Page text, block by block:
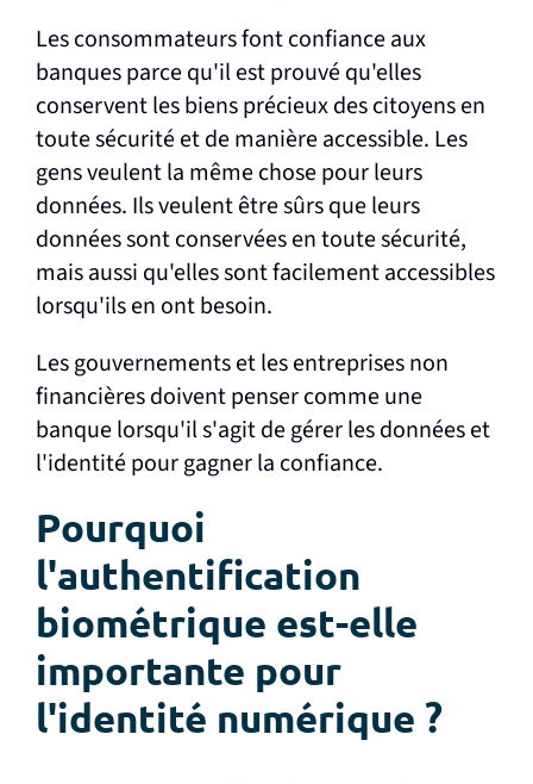
Les consommateurs font confiance aux
banques parce qu'il est prouvé qu'elles
conservent les biens précieux des citoyens en
toute sécurité et de manière accessible. Les
gens veulent la même chose pour leurs
données. Ils veulent être sûrs que leurs
données sont conservées en toute sécurité,
mais aussi qu'elles sont facilement accessibles
lorsqu'ils en ont besoin.
Les gouvernements et les entreprises non
financières doivent penser comme une
banque lorsqu'il s'agit de gérer les données et
l'identité pour gagner la confiance.
Pourquoi
l'authentification
biométrique est-elle
importante pour
l'identité numérique ?